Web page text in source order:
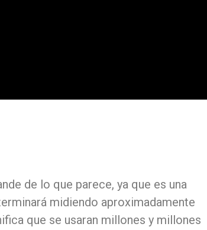
de lo que parece, ya que es una
midiendo aproximadamente
que se usaran millones y millones